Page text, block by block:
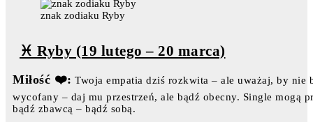
znak zodiaku Ryby
♓ Ryby (19 lutego – 20 marca)
Miłość ❤️: Twoja empatia dziś rozkwita – ale uważaj, by nie
wycofany – daj mu przestrzeń, ale bądź obecny. Single
bądź zbawcą – bądź sobą.